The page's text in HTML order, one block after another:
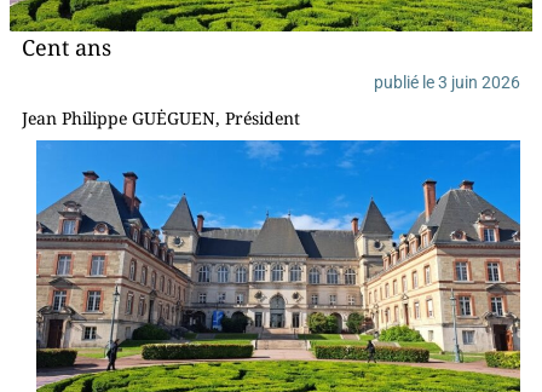
Cent ans
publié le3 juin 2026
Jean Philippe GUĖGUEN, Président